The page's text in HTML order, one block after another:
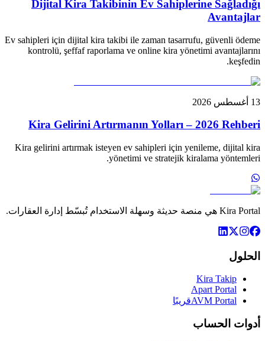
Dijital Kira Takibinin Ev Sahiplerine Sağladığı
Avantajlar
Ev sahipleri için dijital kira takibi ile zaman tasarrufu, güvenli ödeme
kontrolü, şeffaf raporlama ve online kira yönetimi avantajlarını
keşfedin.
13 أغسطس 2026
Kira Gelirini Artırmanın Yolları – 2026 Rehberi
Kira gelirini artırmak isteyen ev sahipleri için yenileme, dijital kira
yönetimi ve stratejik kiralama yöntemleri.
Kira Portal هي منصة حديثة وسهلة الاستخدام تُبسّط إدارة العقارات.
الحلول
Kira Takip
Apart Portal
AVM Portalقريبًا
أدوات الحساب